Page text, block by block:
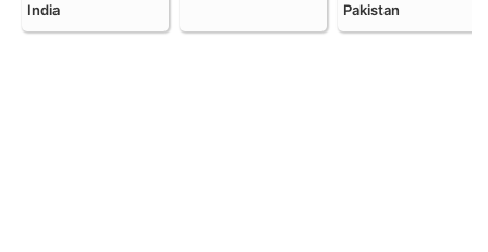
India Pakistan